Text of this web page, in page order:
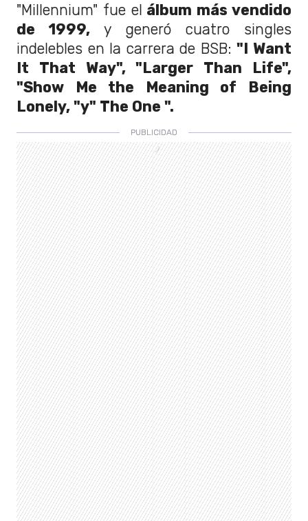
"Millennium" fue el álbum más vendido
de 1999, y generó cuatro singles
indelebles en la carrera de BSB:"I Want
It That Way", "Larger Than Life",
"Show Me the Meaning of Being
Lonely, "y" The One ".